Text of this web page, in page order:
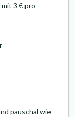
3 € pro
pauschal wie